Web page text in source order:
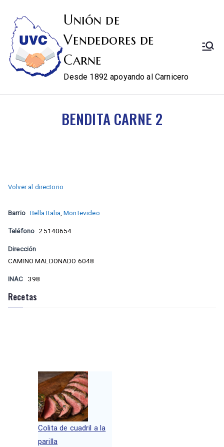
Unión de
Vendedores de
Carne
Desde 1892 apoyando al Carnicero
BENDITA CARNE 2
Volver al directorio
Barrio Bella Italia,Montevideo
Teléfono 25140654
Dirección
CAMINO MALDONADO 6048
INAC 398
Recetas
Colita de cuadril a la
parilla